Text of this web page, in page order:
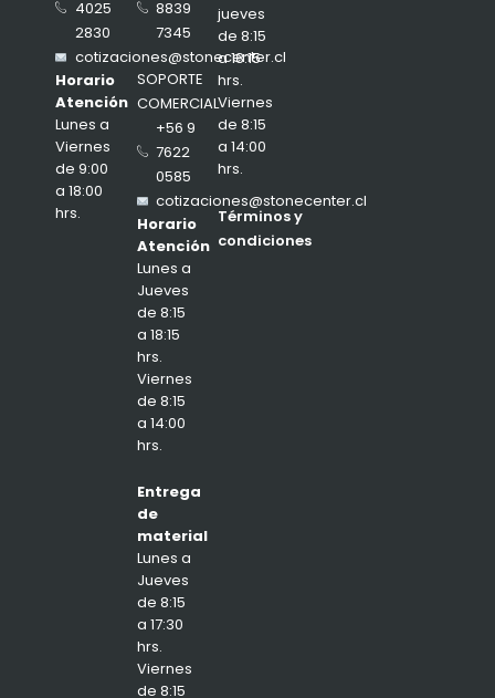
4025
2830
cotizaciones@stonecenter.cl
Horario
Atención
Lunes a
Viernes
de 9:00
a 18:00
hrs.
8839
7345
SOPORTE
COMERCIAL
+56 9
7622
0585
cotizaciones@stonecenter.cl
Horario
Atención
Lunes a
Jueves
de 8:15
a 18:15
hrs.
Viernes
de 8:15
a 14:00
hrs.
Entrega
de
material
Lunes a
Jueves
de 8:15
a 17:30
hrs.
Viernes
de 8:15
jueves
de 8:15
a 18:15
hrs.
Viernes
de 8:15
a 14:00
hrs.
Términos y
condiciones